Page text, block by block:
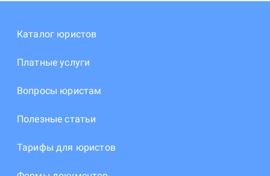
Каталог юристов
Платные услуги
Вопросы юристам
Полезные статьи
Тарифы для юристов